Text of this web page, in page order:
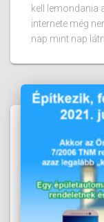
kell lemondania
internete még
nap mint nap